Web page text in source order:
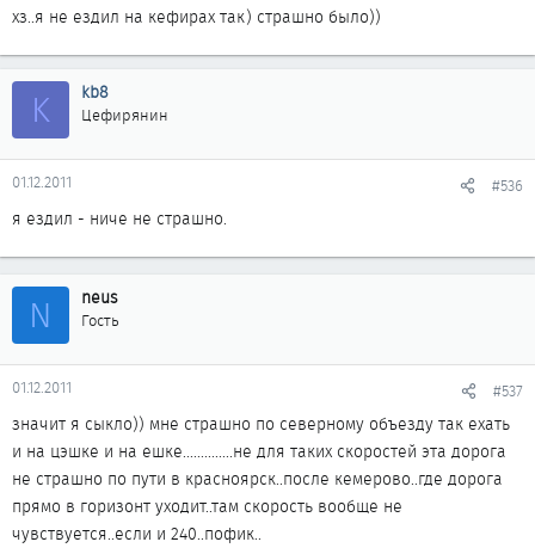
хз..я не ездил на кефирах так) страшно было))
K kb8
Цефирянин
01.12.2011 #536
я ездил - ниче не страшно.
N neus
Гость
01.12.2011 #537
значит я сыкло)) мне страшно по северному объезду так ехать
и на цэшке и на ешке..............не для таких скоростей эта дорога
не страшно по пути в красноярск..после кемерово..где дорога
прямо в горизонт уходит..там скорость вообще не
чувствуется..если и 240..пофик..